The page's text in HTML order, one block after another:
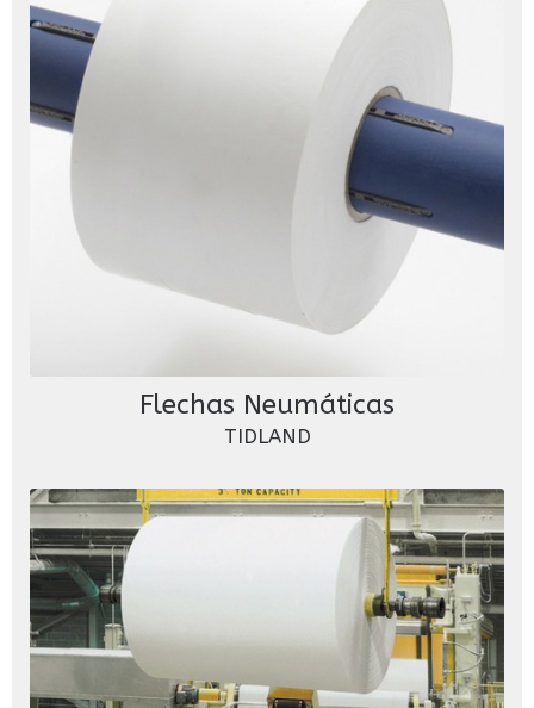
Flechas Neumáticas
TIDLAND